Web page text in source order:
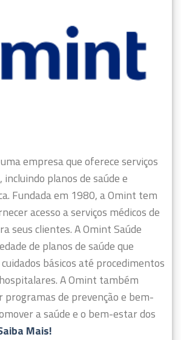
empresa que oferece serviços
incluindo planos de saúde e
Fundada em 1980, a Omint tem
acesso a serviços médicos de
seus clientes.A Omint Saúde
de planos de saúde que
básicos até procedimentos
A Omint também
programas de prevenção e bem-
a saúde e o bem-estar dos
Mais!